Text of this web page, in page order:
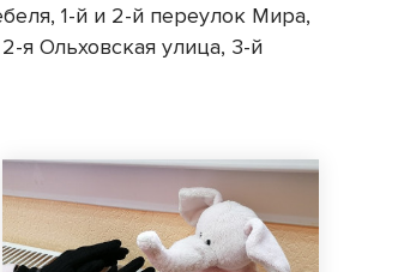
1-й и 2-й переулок Мира,
я Ольховская улица, 3-й